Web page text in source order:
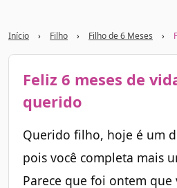
Início › Filho › Filho de 6 Meses ›
Feliz 6 meses de
querido
Querido filho, hoje é um
pois você completa mais
Parece que foi ontem que